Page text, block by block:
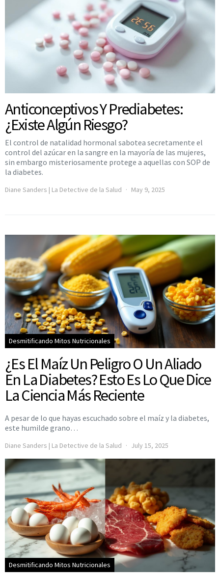
Anticonceptivos Y Prediabetes:
¿Existe Algún Riesgo?
El control de natalidad hormonal sabotea secretamente el
control del azúcar en la sangre en la mayoría de las mujeres,
sin embargo misteriosamente protege a aquellas con SOP de
la diabetes.
Diane Sanders | La Detective de la Salud May 9, 2025
Desmitificando Mitos Nutricionales
¿Es El Maíz Un Peligro O Un Aliado
En La Diabetes? Esto Es Lo Que Dice
La Ciencia Más Reciente
A pesar de lo que hayas escuchado sobre el maíz y la diabetes,
este humilde grano…
Diane Sanders | La Detective de la Salud July 15, 2025
Desmitificando Mitos Nutricionales